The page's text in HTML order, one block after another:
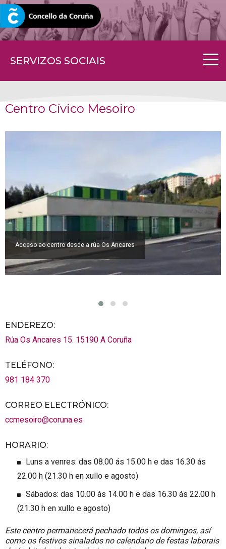
SERVIZOS SOCIAIS
CORUNA.GAL
Centro Cívico Mesoiro
Acceso ao centro desde a rúa Os Ancares
ENDEREZO:
Rúa Os Ancares 15. 15190A Coruña
TELÉFONO:
981 184 370
CORREO ELECTRÓNICO:
ccmesoiro@coruna.es
HORARIO:
Luns a venres: das 08.00 ás 15.00 h e das 16.30 ás
22.00 h (21.30 h en xullo e agosto)
Sábados: das 10.00 ás 14.00 h e das 16.30 ás 22.00 h
(21.30 h en xullo e agosto)
Este centro permanecerá pechado todos os domingos, así
como os festivos sinalados no calendario de festas laborais